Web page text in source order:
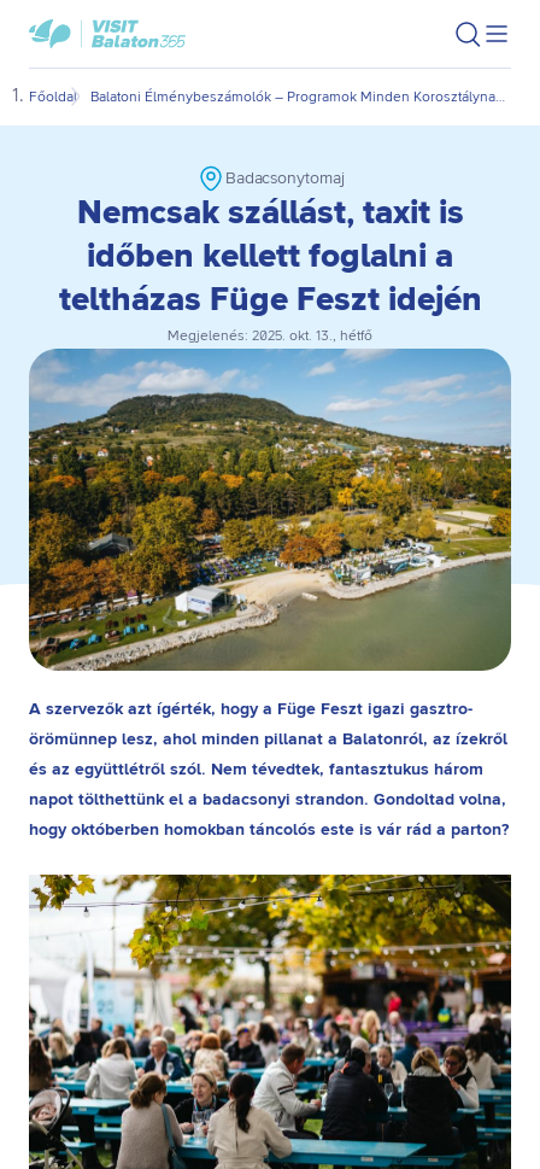
Ugrás
fő
Ugrás
oldal
VisitBalaton365
kezdőlap
Keresés
Főoldal Balatoni Élménybeszámolók – Programok Minden Korosztálynak Egész Évben | visitbalaton365.hu
Badacsonytomaj
Nemcsak szállást, taxit is
időben kellett foglalni a
teltházas Füge Feszt idején
Megjelenés: 2025. okt. 13., hétfő
A szervezők azt ígérték, hogy a Füge Feszt igazi gasztro-
örömünnep lesz, ahol minden pillanat a Balatonról, az ízekről
és az együttlétről szól. Nem tévedtek, fantasztukus három
napot tölthettünk el a badacsonyi strandon. Gondoltad volna,
hogy októberben homokban táncolós este is vár rád a parton?